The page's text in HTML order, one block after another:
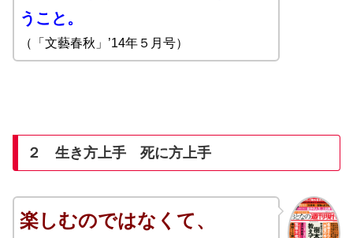
うこと。
（ 「文藝春秋」’14年５月号）
２ 生き方上手 死に方上手
楽しむのではなくて、